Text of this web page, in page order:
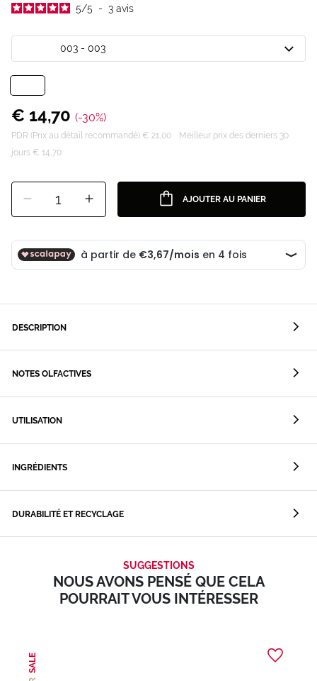
5/5 - 3 avis
003 - 003
€ 14,70 (-30%)
PDR (Prix au détail recommandé) € 21,00
Meilleur prix des derniers 30
jours € 14,70
1 AJOUTER AU PANIER
DESCRIPTION
NOTES OLFACTIVES
UTILISATION
INGRÉDIENTS
DURABILITÉ ET RECYCLAGE
SUGGESTIONS
NOUS AVONS PENSÉ QUE CELA
POURRAIT VOUS INTÉRESSER
SALE